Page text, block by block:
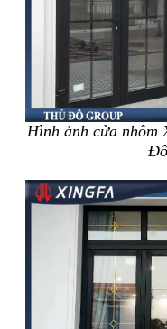
Hình ảnh cửa nhôm